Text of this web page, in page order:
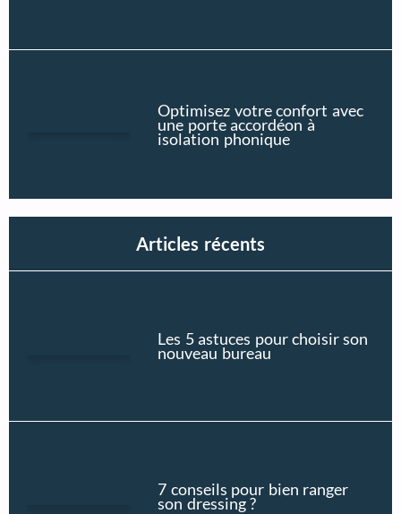
Optimisez votre confort avec
une porte accordéon à
isolation phonique
Articles récents
Les 5 astuces pour choisir son
nouveau bureau
7 conseils pour bien ranger
son dressing ?